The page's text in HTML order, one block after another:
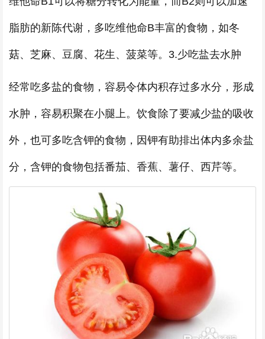
脂肪的新陈代谢，多吃维他命B丰富的食物，如冬
菇、芝麻、豆腐、花生、菠菜等。3.少吃盐去水肿
经常吃多盐的食物，容易令体内积存过多水分，形成
水肿，容易积聚在小腿上。饮食除了要减少盐的吸收
外，也可多吃含钾的食物，因钾有助排出体内多余盐
分，含钾的食物包括番茄、香蕉、薯仔、西芹等。